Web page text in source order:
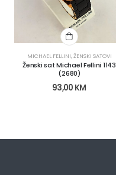
MICHAEL FELLINI,ŽENSKI SATOVI
Ženski sat Michael Fellini 1143
(2680)
93,00 KM